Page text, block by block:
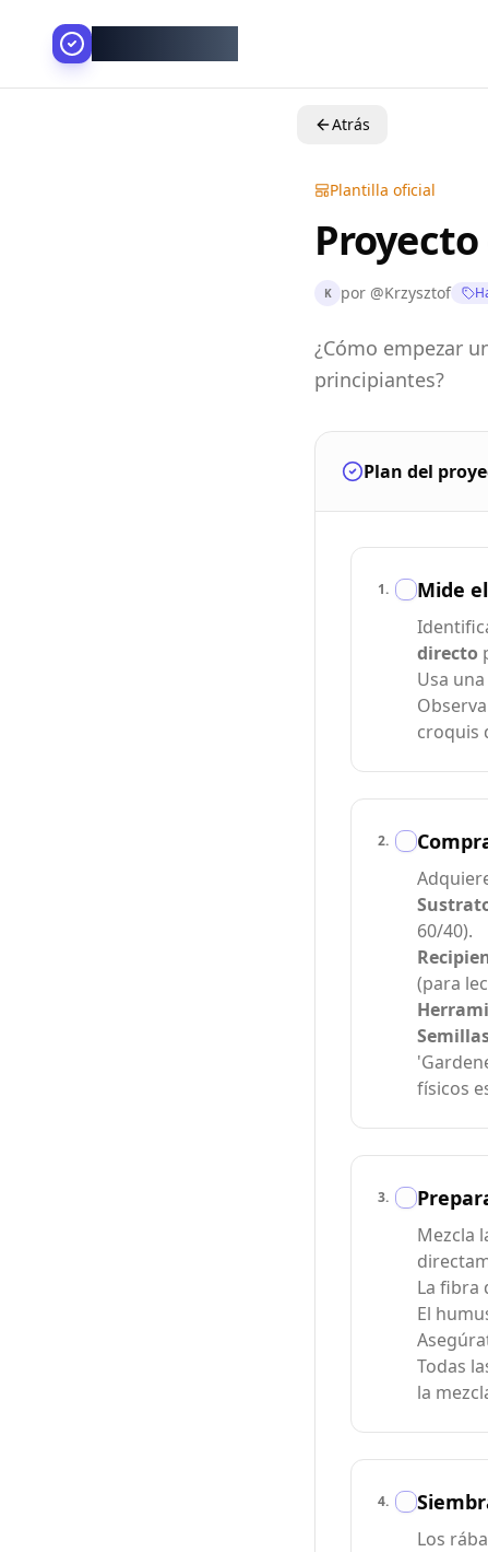
Atrás
Plantilla oficial
K por @Krzysztof
¿Cómo empezar
principiantes?
Plan del
1. Mide
directo
Usa
croquis
2.
60/40).
(para
físicos
3.
Mezcla
La fibra
El
Todas
la
4.
Los